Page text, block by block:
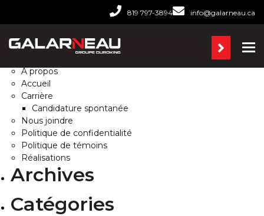
819 797-3894 info@galarneau.ca
Pages
À propos
Accueil
Carrière
Candidature spontanée
Nous joindre
Politique de confidentialité
Politique de témoins
Réalisations
Archives
Catégories